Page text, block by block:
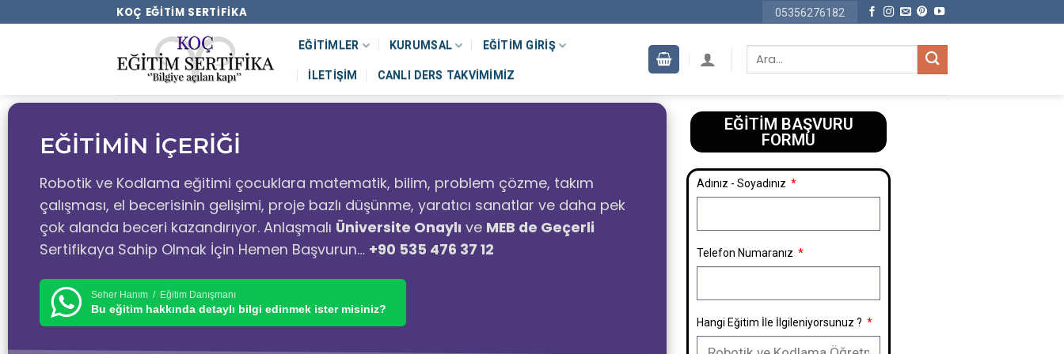
KOÇ EĞITIM SERTIFIKA 05356276182
EĞITIMLER KURUMSAL EĞITIM GIRIŞ
İLETIŞIM CANLI DERS TAKVIMIMIZ
EĞİTİMİN İÇERİĞİ
Robotik ve Kodlama eğitimi çocuklara matematik, bilim, problem çözme, takım
çalışması, el becerisinin gelişimi, proje bazlı düşünme, yaratıcı sanatlar ve daha pek
çok alanda beceri kazandırıyor. Anlaşmalı Üniversite Onaylı ve MEB de Geçerli
Sertifikaya Sahip Olmak İçin Hemen Başvurun… +90 535 476 37 12
Seher Hanım / Eğitim Danışmanı
Bu eğitim hakkında detaylı bilgi edinmek ister misiniz?
EĞİTİM BAŞVURU
FORMU​
Adınız - Soyadınız
Telefon Numaranız
Hangi Eğitim İle İlgileniyorsunuz ?